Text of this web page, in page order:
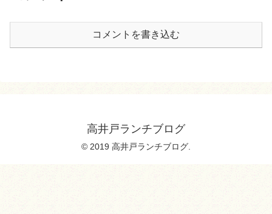
コメントを書き込む
高井戸ランチブログ
© 2019 高井戸ランチブログ.